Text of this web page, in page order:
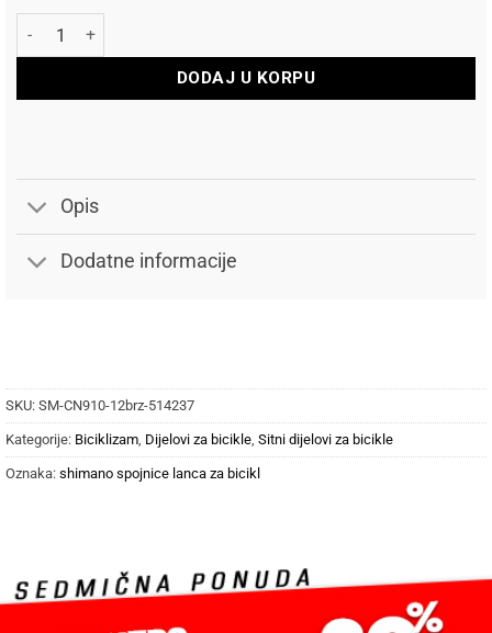
Shimano Spojnica lanca SM-CN910 12 brzina 2-Pack količina
DODAJ U KORPU
Opis
Dodatne informacije
SKU: SM-CN910-12brz-514237
Kategorije: Biciklizam Dijelovi za bicikle Sitni dijelovi za bicikle
Oznaka: shimano spojnice lanca za bicikl